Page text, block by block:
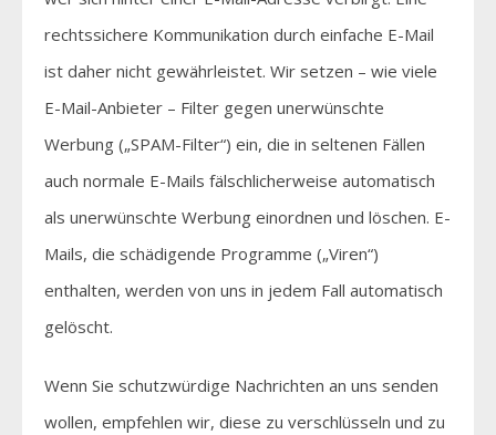
rechtssichere Kommunikation durch einfache E-Mail
ist daher nicht gewährleistet. Wir setzen – wie viele
E-Mail-Anbieter – Filter gegen unerwünschte
Werbung („SPAM-Filter“) ein, die in seltenen Fällen
auch normale E-Mails fälschlicherweise automatisch
als unerwünschte Werbung einordnen und löschen. E-
Mails, die schädigende Programme („Viren“)
enthalten, werden von uns in jedem Fall automatisch
gelöscht.
Wenn Sie schutzwürdige Nachrichten an uns senden
wollen, empfehlen wir, diese zu verschlüsseln und zu